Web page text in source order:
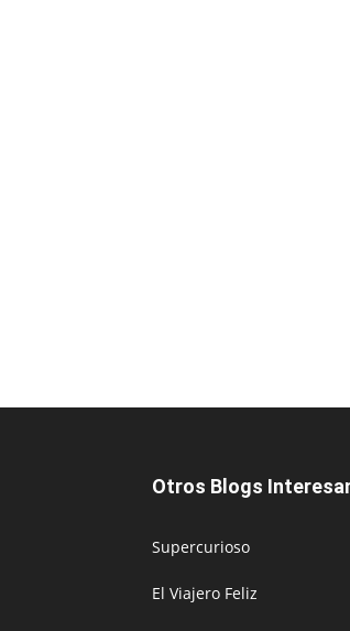
Otros Blogs
Supercurioso
El Viajero Feliz